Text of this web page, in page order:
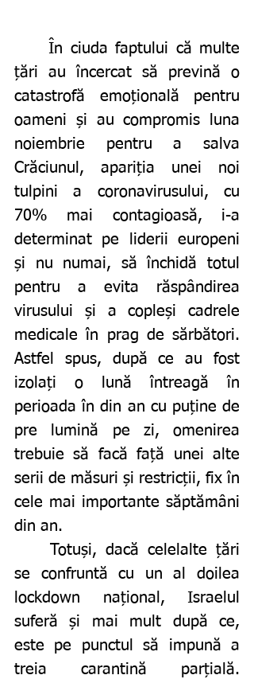
	În ciuda faptului că multe
țări au încercat să prevină o
catastrofă emoțională pentru
oameni și au compromis luna
noiembrie pentru a salva
Crăciunul, apariția unei noi
tulpini a coronavirusului, cu
70% mai contagioasă, i-a
determinat pe liderii europeni
și nu numai, să închidă totul
pentru a evita răspândirea
virusului și a copleși cadrele
medicale în prag de sărbători.
Astfel spus, după ce au fost
izolați o lună întreagă în
perioada în din an cu puține de
pre lumină pe zi, omenirea
trebuie să facă față unei alte
serii de măsuri și restricții, fix în
cele mai importante săptămâni
din an.
se confruntă cu un al doilea
lockdown național, Israelul
suferă și mai mult după ce,
este pe punctul să impună a
treia carantină parțială.